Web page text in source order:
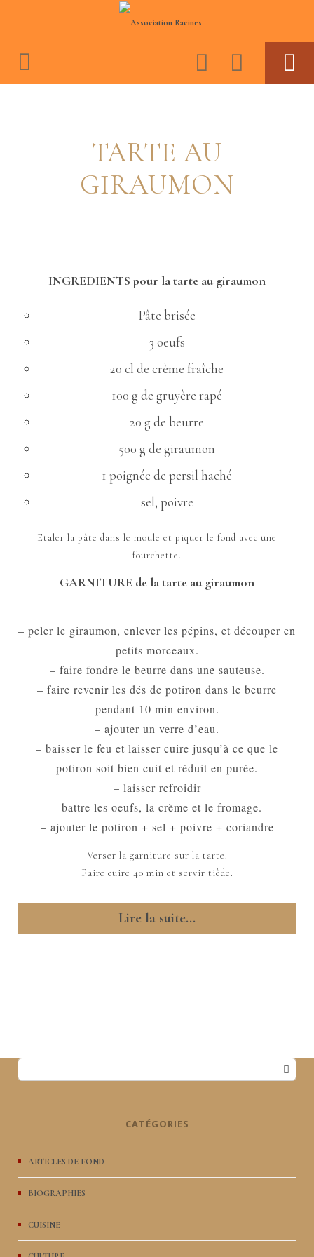
ESPACE MEMBRES
JOURNAL CONSCIENCE ET CULTURE NÈGRE
TARTE AU
GIRAUMON
INGREDIENTS pour la tarte au giraumon
Pâte brisée
3 oeufs
20 cl de crème fraîche
100 g de gruyère rapé
20 g de beurre
500 g de giraumon
1 poignée de persil haché
sel, poivre
Etaler la pâte dans le moule et piquer le fond avec une
fourchette.
GARNITURE de la tarte au giraumon
– peler le giraumon, enlever les pépins, et découper en
petits morceaux.
– faire fondre le beurre dans une sauteuse.
– faire revenir les dés de potiron dans le beurre
pendant 10 min environ.
– ajouter un verre d’eau.
– baisser le feu et laisser cuire jusqu’à ce que le
potiron soit bien cuit et réduit en purée.
– laisser refroidir
– battre les oeufs, la crème et le fromage.
– ajouter le potiron + sel + poivre + coriandre
Verser la garniture sur la tarte.
Faire cuire 40 min et servir tiède.
Lire la suite...
CATÉGORIES
ARTICLES DE FOND
BIOGRAPHIES
CUISINE